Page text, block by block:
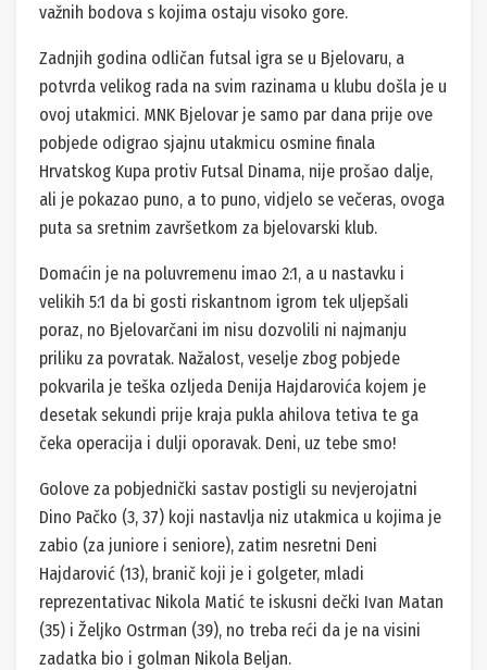
važnih bodova s kojima ostaju visoko gore.
Zadnjih godina odličan futsal igra se u Bjelovaru, a
potvrda velikog rada na svim razinama u klubu došla je u
ovoj utakmici. MNK Bjelovar je samo par dana prije ove
pobjede odigrao sjajnu utakmicu osmine finala
Hrvatskog Kupa protiv Futsal Dinama, nije prošao dalje,
ali je pokazao puno, a to puno, vidjelo se večeras, ovoga
puta sa sretnim završetkom za bjelovarski klub.
Domaćin je na poluvremenu imao 2:1, a u nastavku i
velikih 5:1 da bi gosti riskantnom igrom tek uljepšali
poraz, no Bjelovarčani im nisu dozvolili ni najmanju
priliku za povratak. Nažalost, veselje zbog pobjede
pokvarila je teška ozljeda Denija Hajdarovića kojem je
desetak sekundi prije kraja pukla ahilova tetiva te ga
čeka operacija i dulji oporavak. Deni, uz tebe smo!
Golove za pobjednički sastav postigli su nevjerojatni
Dino Pačko (3, 37) koji nastavlja niz utakmica u kojima je
zabio (za juniore i seniore), zatim nesretni Deni
Hajdarović (13), branič koji je i golgeter, mladi
reprezentativac Nikola Matić te iskusni dečki Ivan Matan
(35) i Željko Ostrman (39), no treba reći da je na visini
zadatka bio i golman Nikola Beljan.